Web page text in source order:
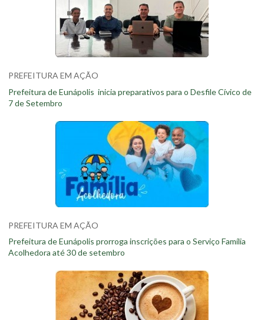
PREFEITURA EM AÇÃO
Prefeitura de Eunápolis inicia preparativos para o Desfile Cívico de
7 de Setembro
PREFEITURA EM AÇÃO
Prefeitura de Eunápolis prorroga inscrições para o Serviço Família
Acolhedora até 30 de setembro